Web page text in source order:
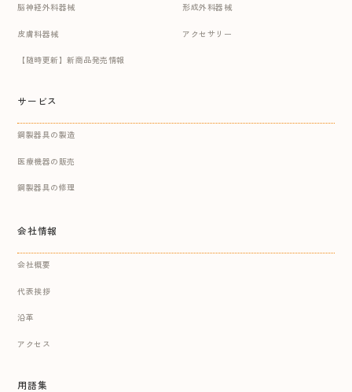
脳神経外科器械 形成外科器械
皮膚科器械 アクセサリー
【随時更新】新商品発売情報
サービス
鋼製器具の製造
医療機器の販売
鋼製器具の修理
会社情報
会社概要
代表挨拶
沿革
アクセス
用語集